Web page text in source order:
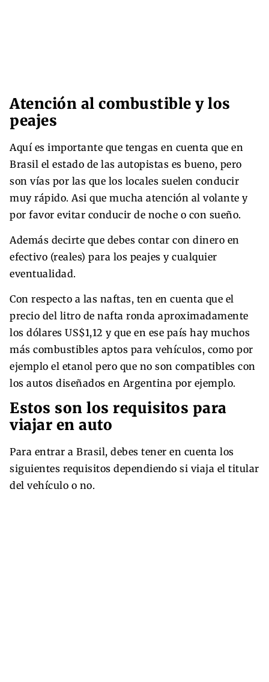
Atención al combustible y los
peajes
Aquí es importante que tengas en cuenta que en
Brasil el estado de las autopistas es bueno, pero
son vías por las que los locales suelen conducir
muy rápido. Asi que mucha atención al volante y
por favor evitar conducir de noche o con sueño.
Además decirte que debes contar con dinero en
efectivo (reales) para los peajes y cualquier
eventualidad.
Con respecto a las naftas, ten en cuenta que el
precio del litro de nafta ronda aproximadamente
los dólares US$1,12 y que en ese país hay muchos
más combustibles aptos para vehículos, como por
ejemplo el etanol pero que no son compatibles con
los autos diseñados en Argentina por ejemplo.
Estos son los requisitos para
viajar en auto
Para entrar a Brasil, debes tener en cuenta los
siguientes requisitos dependiendo si viaja el titular
del vehículo o no.